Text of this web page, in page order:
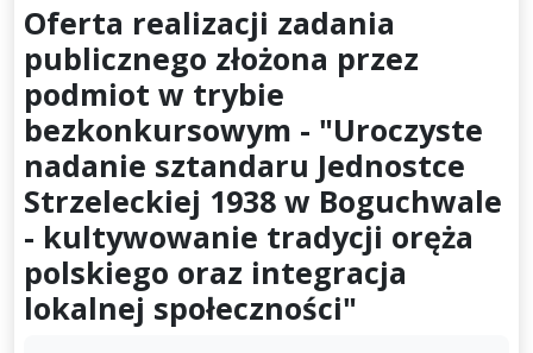
Oferta realizacji zadania
publicznego złożona przez
podmiot w trybie
bezkonkursowym - "Uroczyste
nadanie sztandaru Jednostce
Strzeleckiej 1938 w Boguchwale
- kultywowanie tradycji oręża
polskiego oraz integracja
lokalnej społeczności"